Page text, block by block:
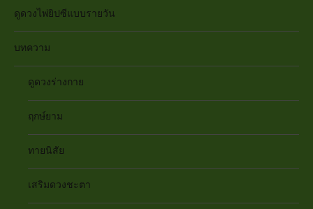
ดูดวงไพ่ยิปซีแบบรายวัน
บทความ
ดูดวงร่างกาย
ฤกษ์ยาม
ทายนิสัย
เสริมดวงชะตา